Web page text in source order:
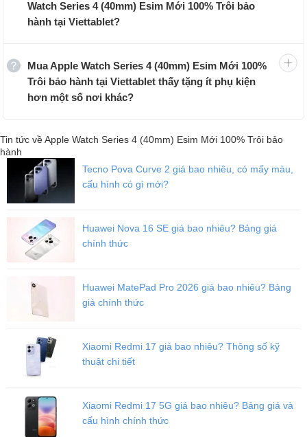
hỗ trợ Esim có thể nghe gọi mà không cần qua
gọi như điện thoại mà giá cực hấp dẫn.
Mẫu đồng hồ thông minh Apple Watch Series 4 (40 mm) Esim là
màn hình bao test 1 đổi 1 trong 30 ngày nên quý khách có thể yên
tâm về chất lượng sản phẩm nhé.
Đặc biệt Apple Watch Series 4 (40 mm) Esim là hàng chưa active,
Bạn có thể thay đổi dây đeo dễ dàng trên Apple Watch Series 4 (40
màn hình AMOLED cho hình ảnh hiển thị rực rỡ kể cả ngoài trời,
bên trong máy là vi xử lý Apple S4 64 bit cho hiệu năng mượt cho
tốc độ vuốt chạm, mở ứng dụng cực nhanh.
Watch Series 4 (40mm) Esim Mới 100% Trôi bảo
hành tại Viettablet?
Mua Apple Watch Series 4 (40mm) Esim Mới 100%
Trôi bảo hành tại Viettablet thấy tặng ít phụ kiện
hơn một số nơi khác?
Tin tức về Apple Watch Series 4 (40mm) Esim Mới 100% Trôi bảo
hành
Tecno Pova Curve 2 giá bao nhiêu, có mấy màu,
cấu hình có gì mới?
Huawei Nova 16 SE giá bao nhiêu? Bảng giá
chính thức
Huawei MatePad Pro 2026 giá bao nhiêu? Bảng
giá chính thức
Xiaomi Redmi 17 giá bao nhiêu? Thông số kỹ
thuật chi tiết
Xiaomi Redmi 17 5G giá bao nhiêu? Bảng giá và
cấu hình chính thức